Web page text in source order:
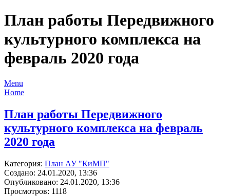
План работы Передвижного
культурного комплекса на
февраль 2020 года
Menu
Home
План работы Передвижного
культурного комплекса на февраль
2020 года
Категория: План АУ "КиМП"
Создано: 24.01.2020, 13:36
Опубликовано: 24.01.2020, 13:36
Просмотров: 1118